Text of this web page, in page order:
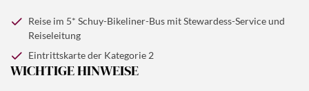
Reise im 5* Schuy-Bikeliner-Bus mit Stewardess-Service und
Reiseleitung
Eintrittskarte der Kategorie 2
WICHTIGE HINWEISE